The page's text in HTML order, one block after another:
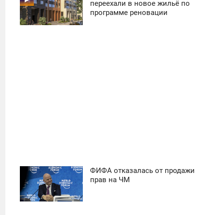
переехали в новое жильё по
программе реновации
ФИФА отказалась от продажи
прав на ЧМ